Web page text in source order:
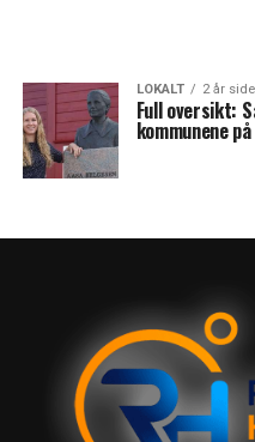
LOKALT 2 år
Full oversikt:
kommunene